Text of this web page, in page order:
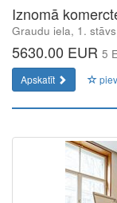
Iznomā
Graudu iela, 1.
5630.00 EUR 5
Apskatīt